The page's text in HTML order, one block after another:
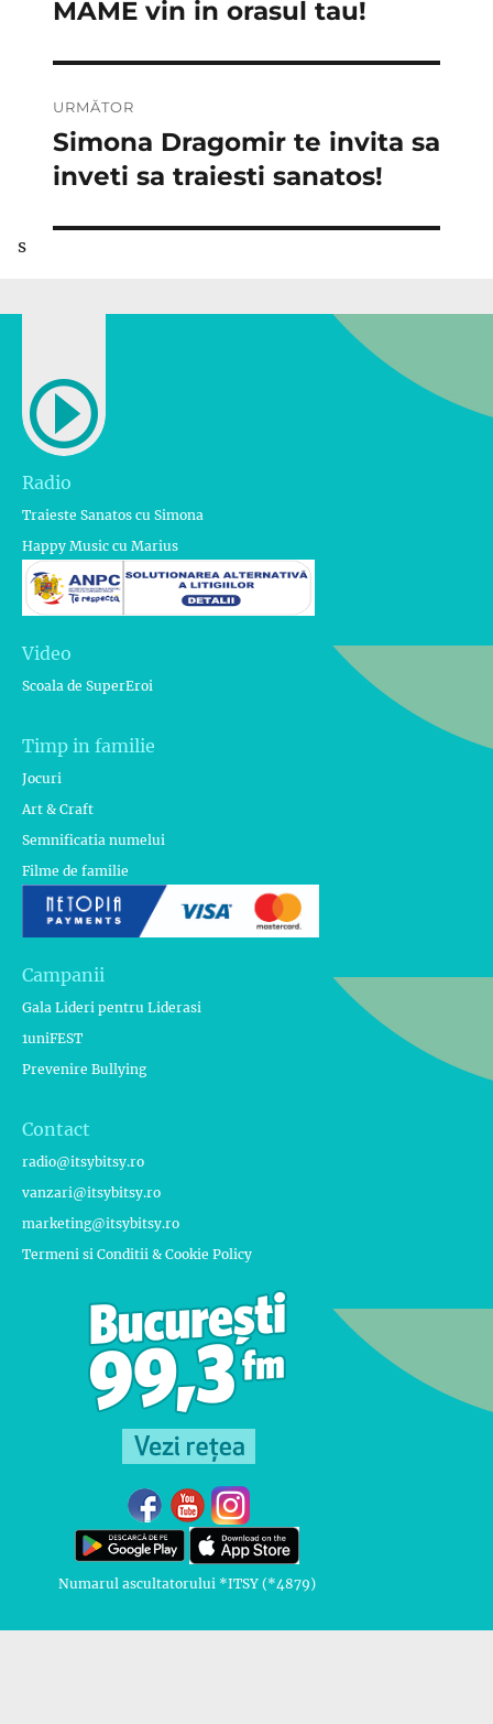
articole
anterior:
MAME vin in orasul tau!
URMĂTOR
Articolul
următor:
Simona Dragomir te invita sa
inveti sa traiesti sanatos!
s
Radio
Traieste Sanatos cu Simona
Happy Music cu Marius
Video
Scoala de SuperEroi
Timp in familie
Jocuri
Art & Craft
Semnificatia numelui
Filme de familie
Campanii
Gala Lideri pentru Liderasi
1uniFEST
Prevenire Bullying
Contact
radio@itsybitsy.ro
vanzari@itsybitsy.ro
marketing@itsybitsy.ro
Termeni si Conditii & Cookie Policy
Numarul ascultatorului *ITSY (*4879)